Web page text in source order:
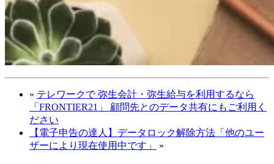
« テレワークで 弥生会計・弥生給与を利用するなら
「FRONTIER21」 顧問先とのデータ共有にもご利用く
ださい
【電子申告の達人】データロック解除方法「他のユー
ザーにより現在使用中です」
»